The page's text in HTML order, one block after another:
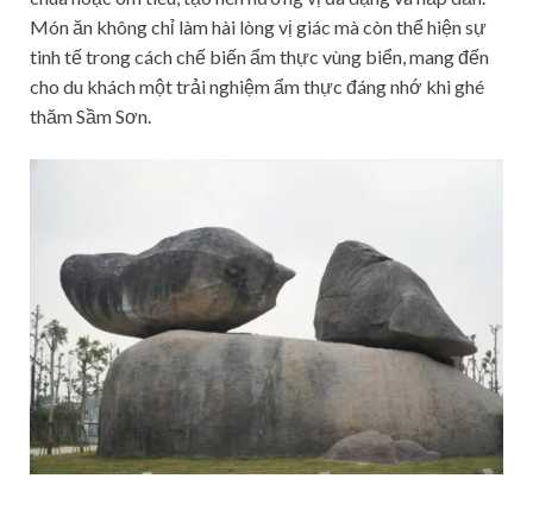
Món ăn không chỉ làm hài lòng vị giác mà còn thể hiện sự
tinh tế trong cách chế biến ẩm thực vùng biển, mang đến
cho du khách một trải nghiệm ẩm thực đáng nhớ khi ghé
thăm Sầm Sơn.